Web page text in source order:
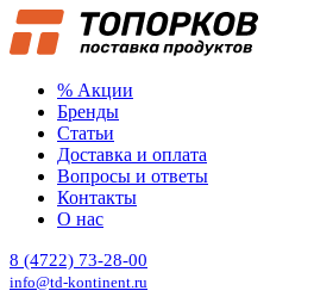
% Акции
Бренды
Статьи
Доставка и оплата
Вопросы и ответы
Контакты
О нас
8 (4722) 73-28-00
info@td-kontinent.ru